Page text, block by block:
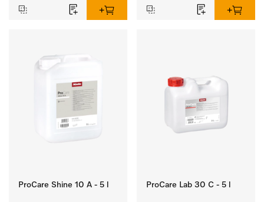
ProCare Shine 10 A - 5 l ProCare Lab 30 C - 5 l